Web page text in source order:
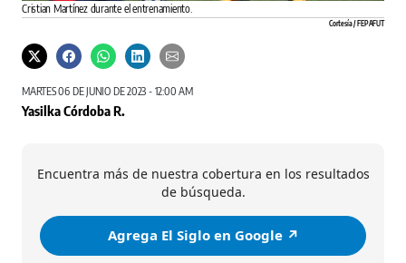
Cristian Martínez durante el entrenamiento.
Cortesía / FEPAFUT
MARTES 06 DE JUNIO DE 2023 - 12:00 AM
Yasilka Córdoba R.
Encuentra más de nuestra cobertura en los resultados
de búsqueda.
Agrega El Siglo en Google ↗️